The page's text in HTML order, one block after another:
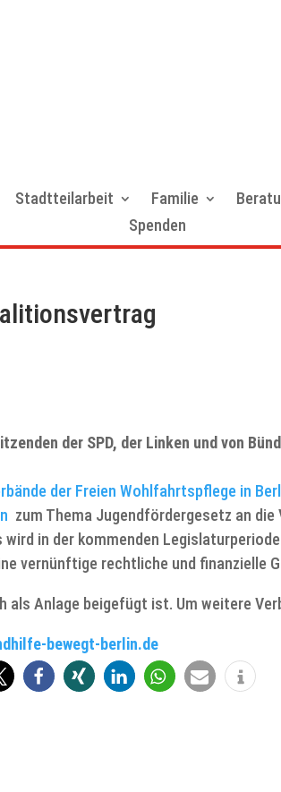
Stadtteilarbeit Familie
Spenden
der SPD, der Linken und von
der Freien Wohlfahrtspflege in
zum Thema Jugendfördergesetz an
in der kommenden
vernünftige rechtliche und finanzielle
als Anlage beigefügt ist. Um weitere
bewegt-berlin.de